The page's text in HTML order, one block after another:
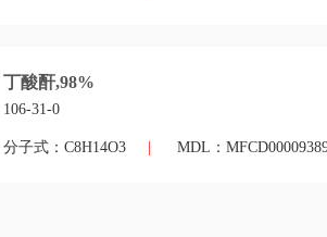
丁酸酐,98%
106-31-0
分子式：C8H14O3 MDL：